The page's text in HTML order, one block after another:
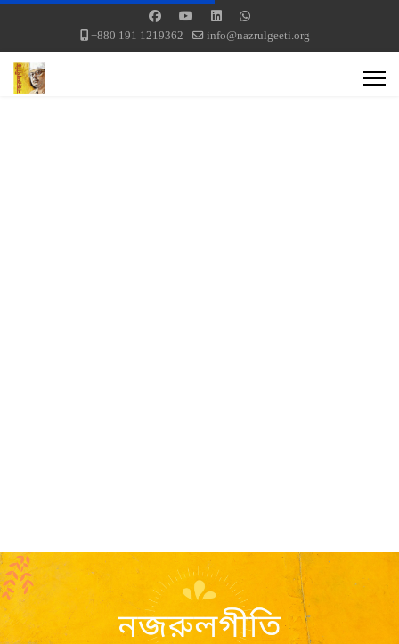
+880 191 1219362 info@nazrulgeeti.org